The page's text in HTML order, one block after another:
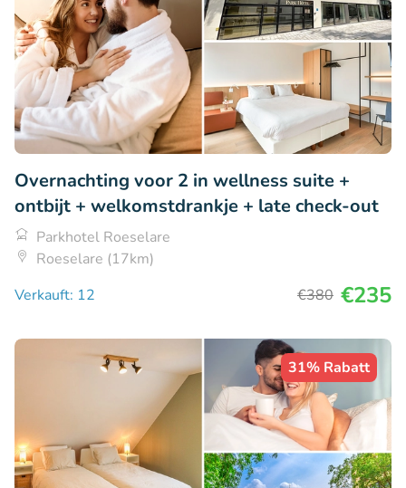
Overnachting voor 2 in wellness suite +
ontbijt + welkomstdrankje + late check-out
Parkhotel Roeselare
Roeselare (17km)
Verkauft: 12
€380 €235
31% Rabatt